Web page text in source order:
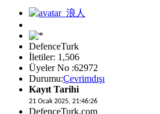
DefenceTurk
İletiler: 1,506
Üyeler No :62972
Durumu:Çevrimdışı
Kayıt Tarihi
21 Ocak 2025, 21:46:26
DefenceTurk.com